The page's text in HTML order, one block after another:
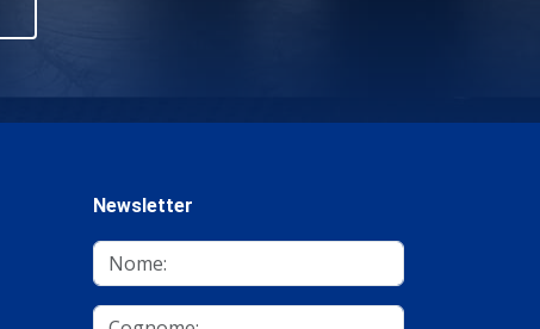
Newsletter